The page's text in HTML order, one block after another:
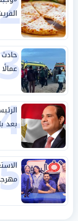
حادث
عمالًا
بعد